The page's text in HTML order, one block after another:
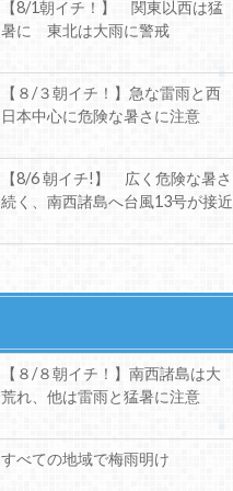
【8/1朝イチ！】 関東以西は猛
暑に 東北は大雨に警戒
【８/３朝イチ！】急な雷雨と西
日本中心に危険な暑さに注意
【8/6 朝イチ!】 広く危険な暑さ
続く、南西諸島へ台風13号が接近
【８/８朝イチ！】南西諸島は大
荒れ、他は雷雨と猛暑に注意
すべての地域で梅雨明け